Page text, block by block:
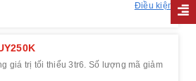
Điều kiện
giá trị tối thiểu 3tr6. Số lượng mã giảm